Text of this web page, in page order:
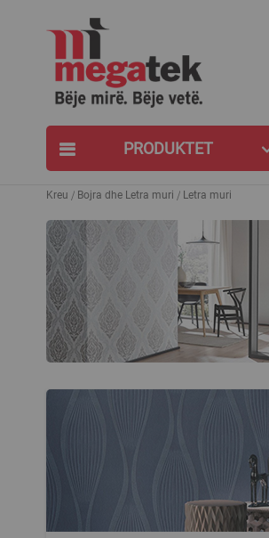
PRODUKTET
Kreu Bojra dhe Letra muri Letra muri